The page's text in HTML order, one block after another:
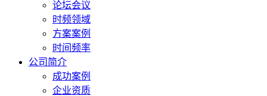
论坛会议
时频领域
方案案例
时间频率
公司简介
成功案例
企业资质